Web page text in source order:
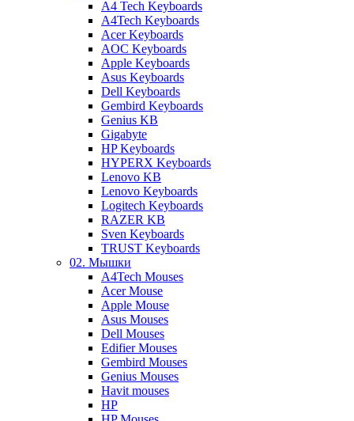
A4 Tech Keyboards
A4Tech Keyboards
Acer Keyboards
AOC Keyboards
Apple Keyboards
Asus Keyboards
Dell Keyboards
Gembird Keyboards
Genius KB
Gigabyte
HP Keyboards
HYPERX Keyboards
Lenovo KB
Lenovo Keyboards
Logitech Keyboards
RAZER KB
Sven Keyboards
TRUST Keyboards
02. Мышки
A4Tech Mouses
Acer Mouse
Apple Mouse
Asus Mouses
Dell Mouses
Edifier Mouses
Gembird Mouses
Genius Mouses
Havit mouses
HP